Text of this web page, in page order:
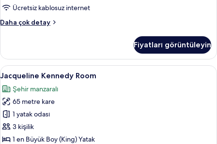
Ücretsiz kablosuz internet
Daha çok detay
Alfred
daha
fazla
detay
Fiyatları görüntüleyin
Jacqueline
Kennedy
Room
için
tüm
fotoğrafları
görün
Jacqueline Kennedy Room | Anti
4
Jacqueline Kennedy Room
Şehir manzaralı
65 metre kare
1 yatak odası
3 kişilik
1 en Büyük Boy (King) Yatak